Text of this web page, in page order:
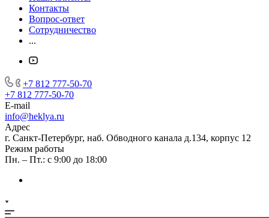
Контакты
Вопрос-ответ
Сотрудничество
...
+7 812 777-50-70
+7 812 777-50-70
E-mail
info@heklya.ru
Адрес
г. Санкт-Петербург, наб. Обводного канала д.134, корпус 12
Режим работы
Пн. – Пт.: с 9:00 до 18:00